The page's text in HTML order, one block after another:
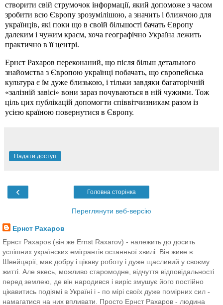
створити свій струмочок інформації, який допоможе з часом
зробити всю Європу зрозумілішою, а значить і ближчою для
українців, які поки що в своїй більшості бачать Європу
далеким і чужим краєм, хоча географічно Україна лежить
практично в її центрі.
Ернст Рахаров переконаний, що після більш детального
знайомства з Європою українці побачать, що європейська
культура є їм дуже близькою, і тільки завдяки багаторічній
«залізній завісі» вони зараз почуваються в ній чужими. Тож
ціль цих публікацій допомогти співвітчизникам разом із
усією країною повернутися в Європу.
Надати доступ
‹ Головна сторінка
Переглянути веб-версію
Ернст Рахаров
Ернст Рахаров (він же Ernst Raxarov) - належить до досить
успішних українских емігрантів останньої хвилі. Він живе в
Швейцарії, має добру і цікаву роботу і дуже щасливий у своєму
житті. Але якесь, можливо старомодне, відчуття відповідальності
перед землею, де він народився і виріс змушує його постійно
цікавитись подіямі в Україні і - по мірі своїх дуже помірних сил -
намагатися на них впливати. Просто Ернст Рахаров - людина